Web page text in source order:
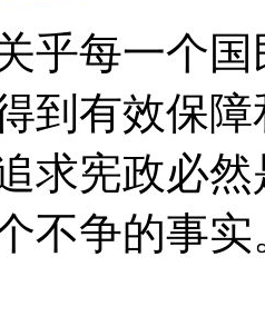
乎每一个
到有效保
求宪政必
不争的事实